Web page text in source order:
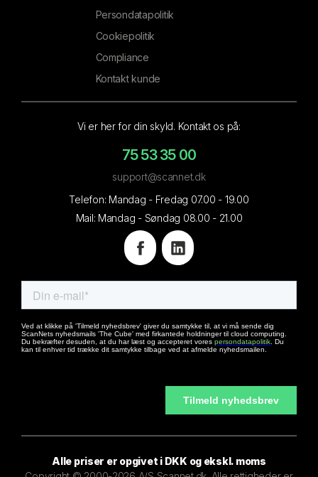
Persondatapolitik
Cookiepolitik
Compliance
Kontakt kunde
Vi er her for din skyld. Kontakt os på:
75 53 35 00
support@scannet.dk
Telefon: Mandag - Fredag 07.00 - 19.00
Mail: Mandag - Søndag 08.00 - 21.00
Alle priser er opgivet i DKK og ekskl. moms